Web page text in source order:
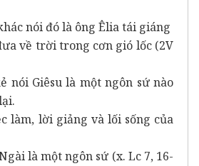
nói đó là ông Êlia tái giáng
về trời trong cơn gió lốc (2V
nói Giêsu là một ngôn sứ nào
làm, lời giảng và lối sống của
là một ngôn sứ (x. Lc 7, 16-